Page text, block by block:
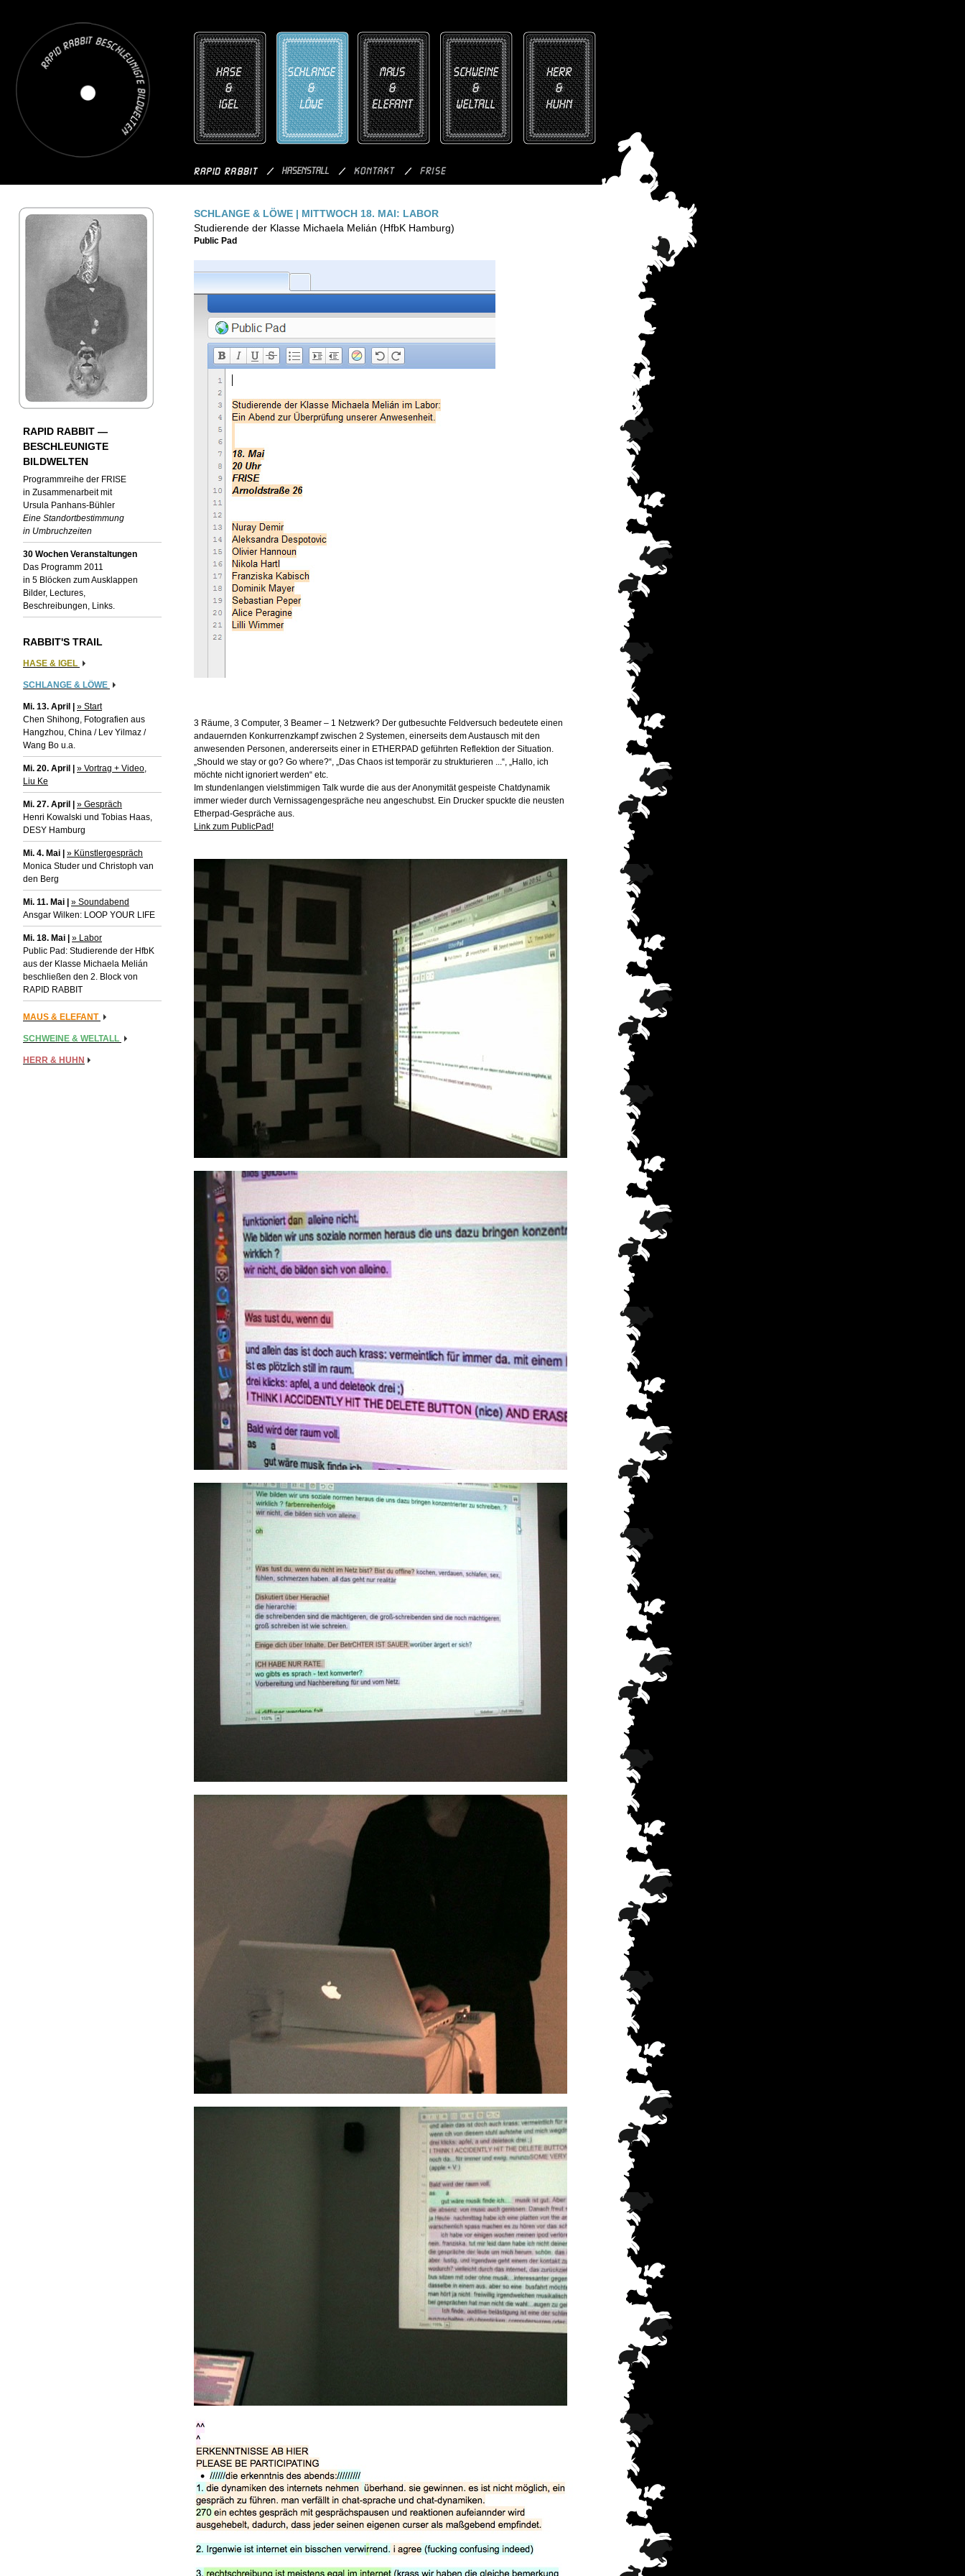
RAPID RABBIT —
BESCHLEUNIGTE
BILDWELTEN
Programmreihe der FRISE
in Zusammenarbeit mit
Ursula Panhans-Bühler
Eine Standortbestimmung
in Umbruchzeiten
30 Wochen Veranstaltungen
Das Programm 2011
in 5 Blöcken zum Ausklappen
Bilder, Lectures,
Beschreibungen, Links.
RABBIT'S TRAIL
HASE & IGEL
SCHLANGE & LÖWE
Mi. 13. April | » Start
Chen Shihong, Fotografien aus
Hangzhou, China / Lev Yilmaz /
Wang Bo u.a.
Mi. 20. April | » Vortrag + Video,
Liu Ke
Mi. 27. April | » Gespräch
Henri Kowalski und Tobias Haas,
DESY Hamburg
Mi. 4. Mai | » Künstlergespräch
Monica Studer und Christoph van
den Berg
Mi. 11. Mai | » Soundabend
Ansgar Wilken: LOOP YOUR LIFE
Mi. 18. Mai | » Labor
Public Pad: Studierende der HfbK
aus der Klasse Michaela Melián
beschließen den 2. Block von
RAPID RABBIT
MAUS & ELEFANT
SCHWEINE & WELTALL
HERR & HUHN
SCHLANGE & LÖWE | MITTWOCH 18. MAI: LABOR
Studierende der Klasse Michaela Melián (HfbK Hamburg)
Public Pad
3 Räume, 3 Computer, 3 Beamer – 1 Netzwerk? Der gutbesuchte Feldversuch bedeutete einen
andauernden Konkurrenzkampf zwischen 2 Systemen, einerseits dem Austausch mit den
anwesenden Personen, andererseits einer in ETHERPAD geführten Reflektion der Situation.
„Should we stay or go? Go where?“, „Das Chaos ist temporär zu strukturieren ...“, „Hallo, ich
möchte nicht ignoriert werden“ etc.
Im stundenlangen vielstimmigen Talk wurde die aus der Anonymität gespeiste Chatdynamik
immer wieder durch Vernissagengespräche neu angeschubst. Ein Drucker spuckte die neusten
Etherpad-Gespräche aus.
Link zum PublicPad!